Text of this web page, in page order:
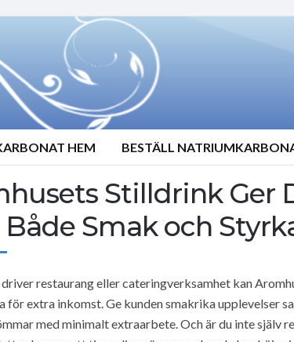
HEM BESTÄLL
Stilldrink Ger
Både Smak och
driver restaurang eller cateringverksamhet kan
för extra inkomst. Ge kunden smakrika upplevelser
med minimalt extraarbete. Och är du inte själv